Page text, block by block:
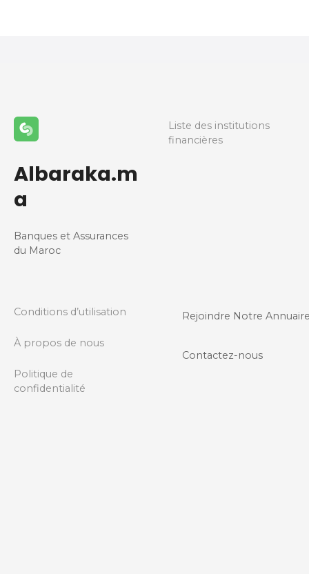
a
t
i
n
e
s
e
Albaraka.m
a
Banques et Assurances
du Maroc
Liste des institutions
financières
Conditions d’utilisation
À propos de nous
Politique de
confidentialité
Rejoindre Notre
Contactez-nous